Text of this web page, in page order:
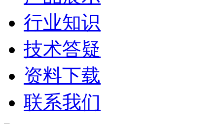
行业知识
技术答疑
资料下载
联系我们